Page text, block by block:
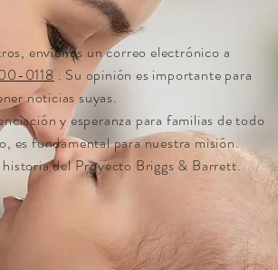
envíenos un correo electrónico a
0118 . Su opinión es importante para
noticias suyas.
y esperanza para familias de todo
es fundamental para nuestra misión.
del Proyecto Briggs & Barrett.